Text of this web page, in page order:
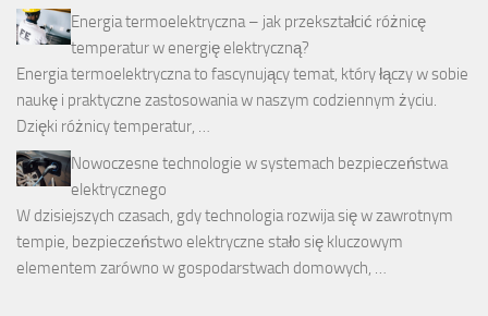
Energia termoelektryczna – jak przekształcić różnicę
temperatur w energię elektryczną?
Energia termoelektryczna to fascynujący temat, który łączy w sobie
naukę i praktyczne zastosowania w naszym codziennym życiu.
Dzięki różnicy temperatur, …
Nowoczesne technologie w systemach bezpieczeństwa
elektrycznego
W dzisiejszych czasach, gdy technologia rozwija się w zawrotnym
tempie, bezpieczeństwo elektryczne stało się kluczowym
elementem zarówno w gospodarstwach domowych, …